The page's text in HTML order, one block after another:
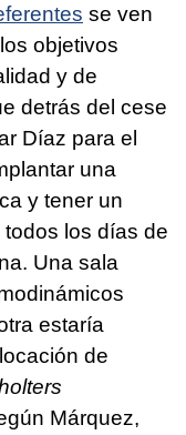
se ven
objetivos
y de
detrás del cese
Díaz para el
una
y tener un
los días de
Una sala
estaría
de
Márquez,